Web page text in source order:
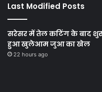
Last Modified Posts
सरेसर में तेल कटिंग के बाद
हुआ खुलेआम जुआ का खेल
22 hours ago